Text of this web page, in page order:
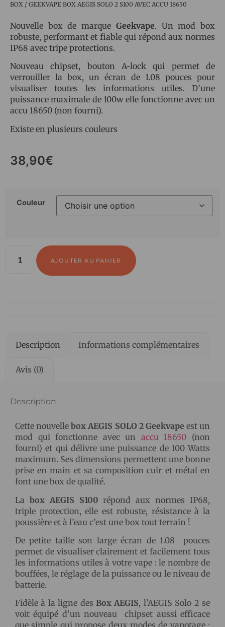
BOX / GEEKVAPE BOX AEGIS SOLO 2 S100 AVEC ACCU 18650
Nouvelle box de marque Geekvape. Un mod box
robuste, performant et fiable qui répond aux normes
IP68 avec tripe protections.
Nouveau chipset, bouton A-lock qui permet de
verrouiller la box, un écran de 1.08 pouces pour
visualiser toutes les informations utiles. D’une
puissance maximale de 100w elle fonctionne avec un
accu 18650 (non fourni).
Existe en plusieurs couleurs
38,90€
Couleur
AJOUTER AU PANIER
Description Informations complémentaires
Avis (0)
Description
Cette nouvellebox AEGIS SOLO 2 Geekvape est un
mod qui fonctionne avec un accu 18650 (non
fourni) et qui délivre une puissance de 100 Watts
maximum. Ses dimensions permettent une bonne
prise en main et sa composition cuir et métal en
font une box de qualité.
La box AEGIS S100 répond aux normes IP68,
triple protection, elle est robuste, résistance à la
poussière et à l’eau c’est une box tout terrain !
De petite taille son large écran de 1.08 pouces
permet de visualiser clairement et facilement tous
les informations utiles à votre vape : le nombre de
bouffées, le réglage de la puissance ou le niveau de
batterie.
Fidèle à la ligne des Box AEGIS, l’AEGIS Solo 2 se
voit équipé d’un nouveau chipset aussi efficace